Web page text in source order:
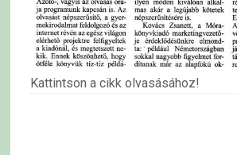
Kattintson a cikk olvasásához!